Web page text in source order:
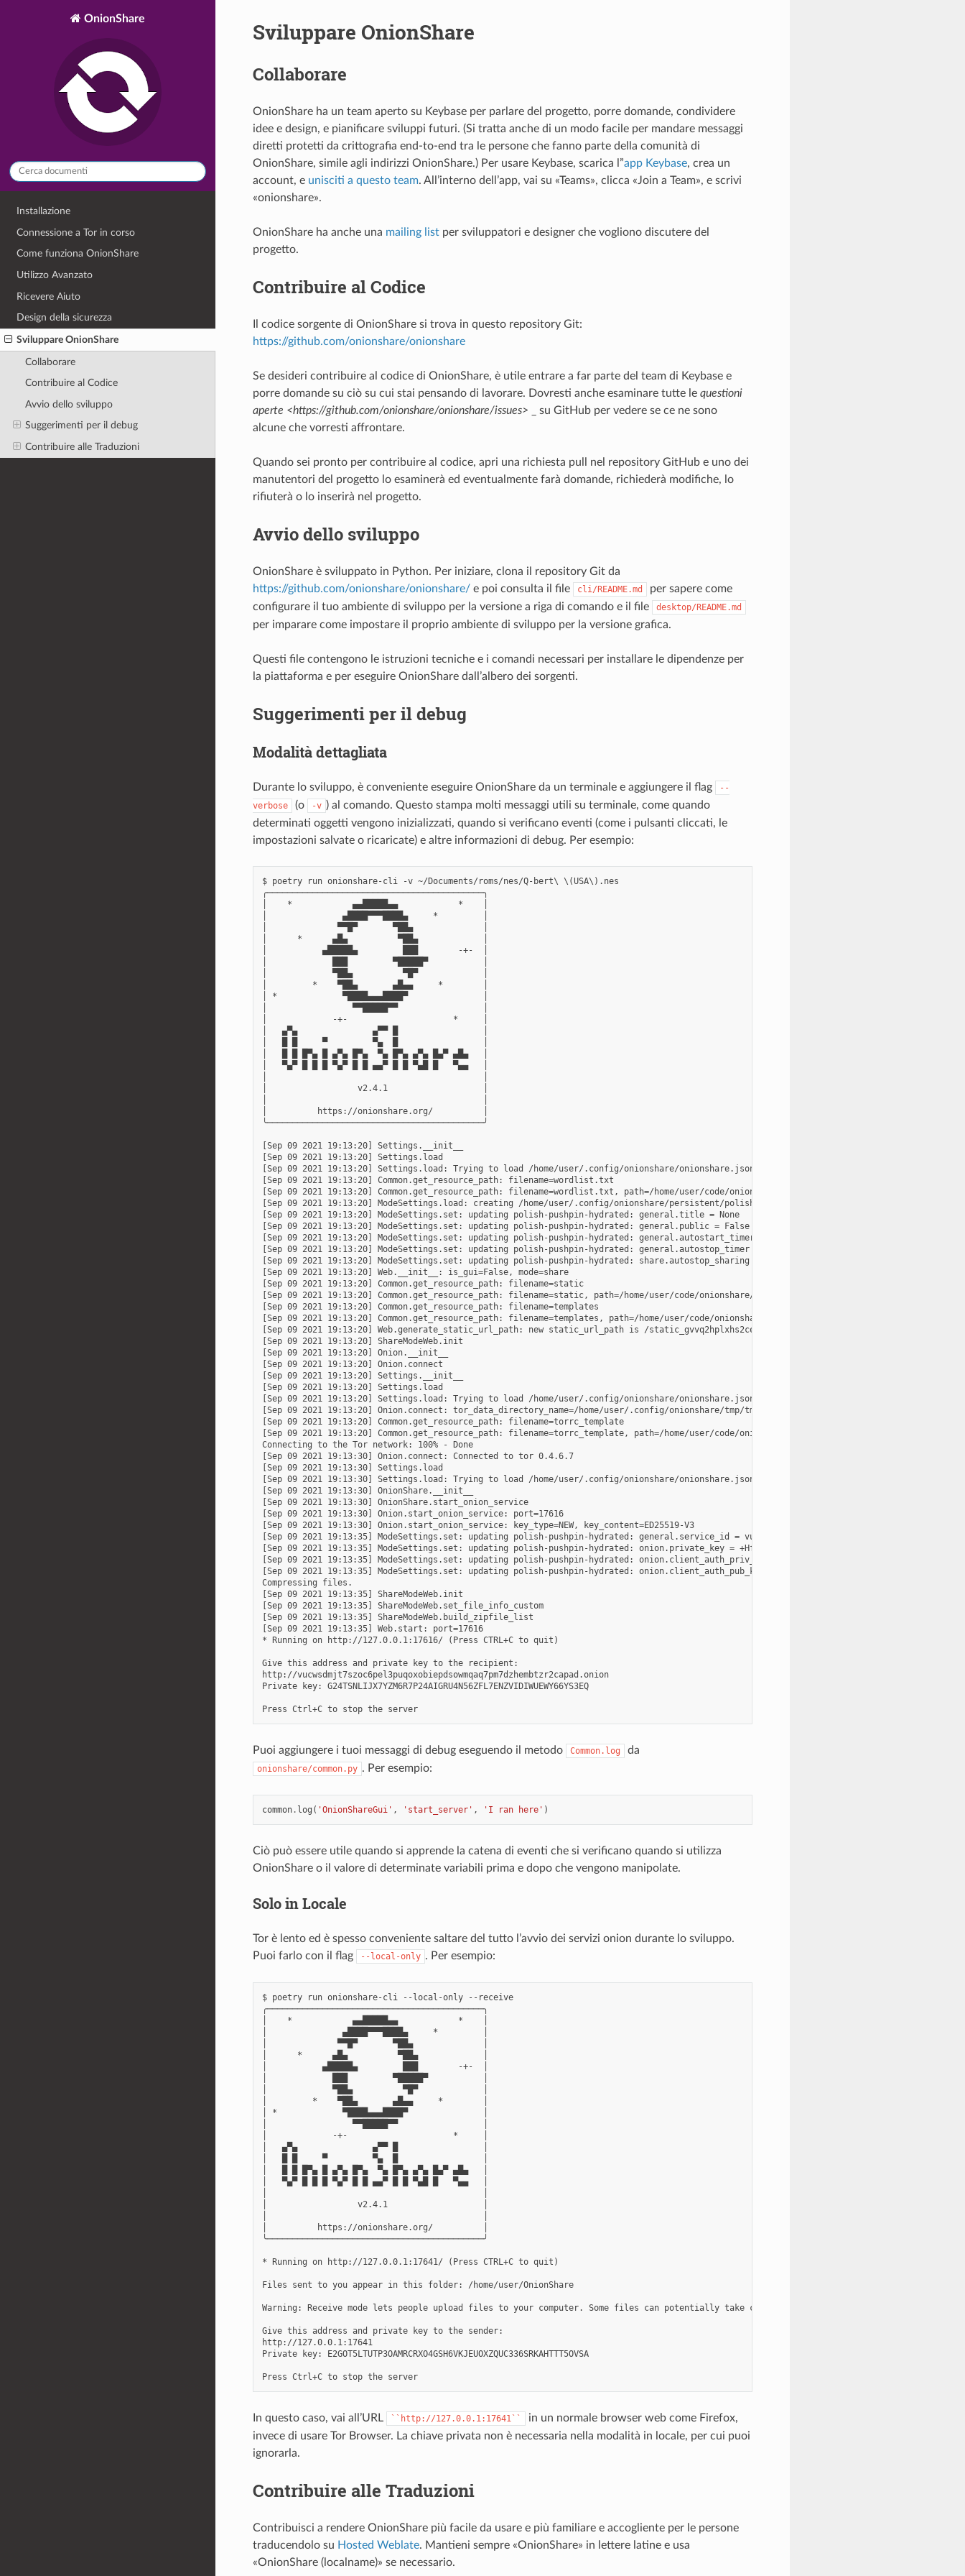
OnionShare
Installazione
Connessione a Tor in corso
Come funziona OnionShare
Utilizzo Avanzato
Ricevere Aiuto
Design della sicurezza
Sviluppare OnionShare
Collaborare
Contribuire al Codice
Avvio dello sviluppo
Suggerimenti per il debug
Contribuire alle Traduzioni
Sviluppare OnionShare
Collaborare
OnionShare ha un team aperto su Keybase per parlare del progetto, porre domande, condividere
idee e design, e pianificare sviluppi futuri. (Si tratta anche di un modo facile per mandare messaggi
diretti protetti da crittografia end-to-end tra le persone che fanno parte della comunità di
OnionShare, simile agli indirizzi OnionShare.) Per usare Keybase, scarica l”app Keybase, crea un
account, e unisciti a questo team. All’interno dell’app, vai su «Teams», clicca «Join a Team», e scrivi
«onionshare».
OnionShare ha anche una mailing listper sviluppatori e designer che vogliono discutere del
progetto.
Contribuire al Codice
Il codice sorgente di OnionShare si trova in questo repository Git:
https://github.com/onionshare/onionshare
Se desideri contribuire al codice di OnionShare, è utile entrare a far parte del team di Keybase e
porre domande su ciò su cui stai pensando di lavorare. Dovresti anche esaminare tutte le questioni
aperte <https://github.com/onionshare/onionshare/issues> _ su GitHub per vedere se ce ne sono
alcune che vorresti affrontare.
Quando sei pronto per contribuire al codice, apri una richiesta pull nel repository GitHub e uno dei
manutentori del progetto lo esaminerà ed eventualmente farà domande, richiederà modifiche, lo
rifiuterà o lo inserirà nel progetto.
Avvio dello sviluppo
OnionShare è sviluppato in Python. Per iniziare, clona il repository Git da
https://github.com/onionshare/onionshare/e poi consulta il file cli/README.md
per sapere come
configurare il tuo ambiente di sviluppo per la versione a riga di comando e il file
desktop/README.md
per imparare come impostare il proprio ambiente di sviluppo per la versione grafica.
Questi file contengono le istruzioni tecniche e i comandi necessari per installare le dipendenze per
la piattaforma e per eseguire OnionShare dall’albero dei sorgenti.
Suggerimenti per il debug
Modalità dettagliata
Durante lo sviluppo, è conveniente eseguire OnionShare da un terminale e aggiungere il flag
--
verbose
(o -v ) al comando. Questo stampa molti messaggi utili su terminale, come quando
determinati oggetti vengono inizializzati, quando si verificano eventi (come i pulsanti cliccati, le
impostazioni salvate o ricaricate) e altre informazioni di debug. Per esempio:
$ poetry run onionshare-cli -v ~/Documents/roms/nes/Q-bert\ \(USA\).nes
╭───────────────────────────────────────────╮
│    *            ▄▄█████▄▄            *    │
│               ▄████▀▀▀████▄     *         │
│              ▀▀█▀       ▀██▄              │
│      *      ▄█▄          ▀██▄             │
│           ▄█████▄         ███        -+-  │
│             ███         ▀█████▀           │
│             ▀██▄          ▀█▀             │
│         *    ▀██▄       ▄█▄▄     *        │
│ *             ▀████▄▄▄████▀               │
│                 ▀▀█████▀▀                 │
│             -+-                     *     │
│   ▄▀▄               ▄▀▀ █                 │
│   █ █     ▀         ▀▄  █                 │
│   █ █ █▀▄ █ ▄▀▄ █▀▄  ▀▄ █▀▄ ▄▀▄ █▄▀ ▄█▄   │
│   ▀▄▀ █ █ █ ▀▄▀ █ █ ▄▄▀ █ █ ▀▄█ █   ▀▄▄   │
│                  v2.4.1                   │
│          https://onionshare.org/          │
╰───────────────────────────────────────────╯
[Sep 09 2021 19:13:20] Settings.__init__
[Sep 09 2021 19:13:20] Settings.load
[Sep 09 2021 19:13:20] Settings.load: Trying to load /home/user/.config/onionshare/onionshare.json
[Sep 09 2021 19:13:20] Common.get_resource_path: filename=wordlist.txt
[Sep 09 2021 19:13:20] Common.get_resource_path: filename=wordlist.txt, path=/home/user/code/onionshare/cli/onionshare_cli/resources/
[Sep 09 2021 19:13:20] ModeSettings.load: creating /home/user/.config/onionshare/persistent/polish-pushpin-hydrated.json
[Sep 09 2021 19:13:20] ModeSettings.set: updating polish-pushpin-hydrated: general.title = None
[Sep 09 2021 19:13:20] ModeSettings.set: updating polish-pushpin-hydrated: general.public = False
[Sep 09 2021 19:13:20] ModeSettings.set: updating polish-pushpin-hydrated: general.autostart_timer = 0
[Sep 09 2021 19:13:20] ModeSettings.set: updating polish-pushpin-hydrated: general.autostop_timer = 0
[Sep 09 2021 19:13:20] ModeSettings.set: updating polish-pushpin-hydrated: share.autostop_sharing = True
[Sep 09 2021 19:13:20] Web.__init__: is_gui=False, mode=share
[Sep 09 2021 19:13:20] Common.get_resource_path: filename=static
[Sep 09 2021 19:13:20] Common.get_resource_path: filename=static, path=/home/user/code/onionshare/cli/onionshare_cli/resources/static
[Sep 09 2021 19:13:20] Common.get_resource_path: filename=templates
[Sep 09 2021 19:13:20] Common.get_resource_path: filename=templates, path=/home/user/code/onionshare/cli/onionshare_cli/resources/templates
[Sep 09 2021 19:13:20] Web.generate_static_url_path: new static_url_path is /static_gvvq2hplxhs2cekk665kagei6m
[Sep 09 2021 19:13:20] ShareModeWeb.init
[Sep 09 2021 19:13:20] Onion.__init__
[Sep 09 2021 19:13:20] Onion.connect
[Sep 09 2021 19:13:20] Settings.__init__
[Sep 09 2021 19:13:20] Settings.load
[Sep 09 2021 19:13:20] Settings.load: Trying to load /home/user/.config/onionshare/onionshare.json
[Sep 09 2021 19:13:20] Onion.connect: tor_data_directory_name=/home/user/.config/onionshare/tmp/tmpf3akiouy
[Sep 09 2021 19:13:20] Common.get_resource_path: filename=torrc_template
[Sep 09 2021 19:13:20] Common.get_resource_path: filename=torrc_template, path=/home/user/code/onionshare/cli/onionshare_cli/resources/
Connecting to the Tor network: 100% - Done
[Sep 09 2021 19:13:30] Onion.connect: Connected to tor 0.4.6.7
[Sep 09 2021 19:13:30] Settings.load
[Sep 09 2021 19:13:30] Settings.load: Trying to load /home/user/.config/onionshare/onionshare.json
[Sep 09 2021 19:13:30] OnionShare.__init__
[Sep 09 2021 19:13:30] OnionShare.start_onion_service
[Sep 09 2021 19:13:30] Onion.start_onion_service: port=17616
[Sep 09 2021 19:13:30] Onion.start_onion_service: key_type=NEW, key_content=ED25519-V3
[Sep 09 2021 19:13:35] ModeSettings.set: updating polish-pushpin-hydrated: general.service_id =
[Sep 09 2021 19:13:35] ModeSettings.set: updating polish-pushpin-hydrated: onion.private_key =
[Sep 09 2021 19:13:35] ModeSettings.set: updating polish-pushpin-hydrated: onion.client_auth_priv_key =
[Sep 09 2021 19:13:35] ModeSettings.set: updating polish-pushpin-hydrated: onion.client_auth_pub_key =
Compressing files.
[Sep 09 2021 19:13:35] ShareModeWeb.init
[Sep 09 2021 19:13:35] ShareModeWeb.set_file_info_custom
[Sep 09 2021 19:13:35] ShareModeWeb.build_zipfile_list
[Sep 09 2021 19:13:35] Web.start: port=17616
* Running on http://127.0.0.1:17616/ (Press CTRL+C to quit)
Give this address and private key to the recipient:
http://vucwsdmjt7szoc6pel3puqoxobiepdsowmqaq7pm7dzhembtzr2capad.onion
Private key: G24TSNLIJX7YZM6R7P24AIGRU4N56ZFL7ENZVIDIWUEWY66YS3EQ
Press Ctrl+C to stop the server
Puoi aggiungere i tuoi messaggi di debug eseguendo il metodo Common.log da
onionshare/common.py . Per esempio:
common. log ( 'OnionShareGui' , 'start_server' , 'I ran here' )
Ciò può essere utile quando si apprende la catena di eventi che si verificano quando si utilizza
OnionShare o il valore di determinate variabili prima e dopo che vengono manipolate.
Solo in Locale
Tor è lento ed è spesso conveniente saltare del tutto l’avvio dei servizi onion durante lo sviluppo.
Puoi farlo con il flag
--local-only . Per esempio:
$ poetry run onionshare-cli --local-only --receive
╭───────────────────────────────────────────╮
│    *            ▄▄█████▄▄            *    │
│               ▄████▀▀▀████▄     *         │
│              ▀▀█▀       ▀██▄              │
│      *      ▄█▄          ▀██▄             │
│           ▄█████▄         ███        -+-  │
│             ███         ▀█████▀           │
│             ▀██▄          ▀█▀             │
│         *    ▀██▄       ▄█▄▄     *        │
│ *             ▀████▄▄▄████▀               │
│                 ▀▀█████▀▀                 │
│             -+-                     *     │
│   ▄▀▄               ▄▀▀ █                 │
│   █ █     ▀         ▀▄  █                 │
│   █ █ █▀▄ █ ▄▀▄ █▀▄  ▀▄ █▀▄ ▄▀▄ █▄▀ ▄█▄   │
│   ▀▄▀ █ █ █ ▀▄▀ █ █ ▄▄▀ █ █ ▀▄█ █   ▀▄▄   │
│                  v2.4.1                   │
│          https://onionshare.org/          │
╰───────────────────────────────────────────╯
* Running on http://127.0.0.1:17641/ (Press CTRL+C to quit)
Files sent to you appear in this folder: /home/user/OnionShare
Warning: Receive mode lets people upload files to your computer. Some files can potentially take control of your computer if you open
Give this address and private key to the sender:
http://127.0.0.1:17641
Private key: E2GOT5LTUTP3OAMRCRXO4GSH6VKJEUOXZQUC336SRKAHTTT5OVSA
Press Ctrl+C to stop the server
In questo caso, vai all’URL ``http://127.0.0.1:17641``
in un normale browser web come Firefox,
invece di usare Tor Browser. La chiave privata non è necessaria nella modalità in locale, per cui puoi
ignorarla.
Contribuire alle Traduzioni
Contribuisci a rendere OnionShare più facile da usare e più familiare e accogliente per le persone
traducendolo su Hosted Weblate. Mantieni sempre «OnionShare» in lettere latine e usa
«OnionShare (localname)» se necessario.